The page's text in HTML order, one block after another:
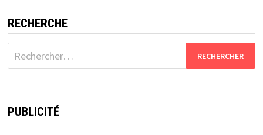
RECHERCHE
Rechercher :
PUBLICITÉ